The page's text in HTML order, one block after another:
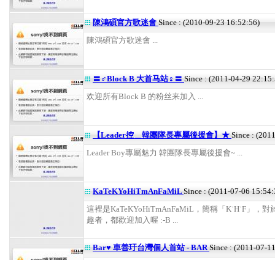
陳鴻碩官方歌迷會 Since : (2010-09-23 16:52:56)
陳鴻碩官方歌迷會 ...
〓♂Block B 大首马站♀〓 Since : (2011-04-29
欢迎所有Block B 的粉丝来加入 ...
【Leader控＿韓團隊長專屬後援會】★ Since :
Leader Boy專屬魅力 韓團隊長專屬後援會~ ...
KaTeKYoHiTmAnFaMiLSince : (2011-07-06
這裡是KaTeKYoHiTmAnFaMiL，簡稱「K˙H˙F」，對
趣者，都歡迎加入喔 :-B ...
Bar♥ 車善玗台灣個人首站 - BARSince : (2011-07-